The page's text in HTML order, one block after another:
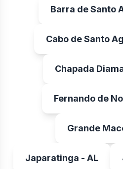
Barra de Santo
Cabo de Santo
Chapada
Fernando de
Grande
Japaratinga - AL